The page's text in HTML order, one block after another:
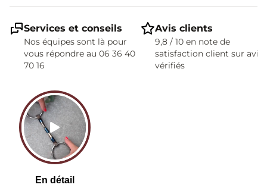
Services et conseils
Nos équipes sont là pour
vous répondre au 06 36 40
70 16
Avis clients
9,8 / 10 en note de
satisfaction client sur avis
vérifiés